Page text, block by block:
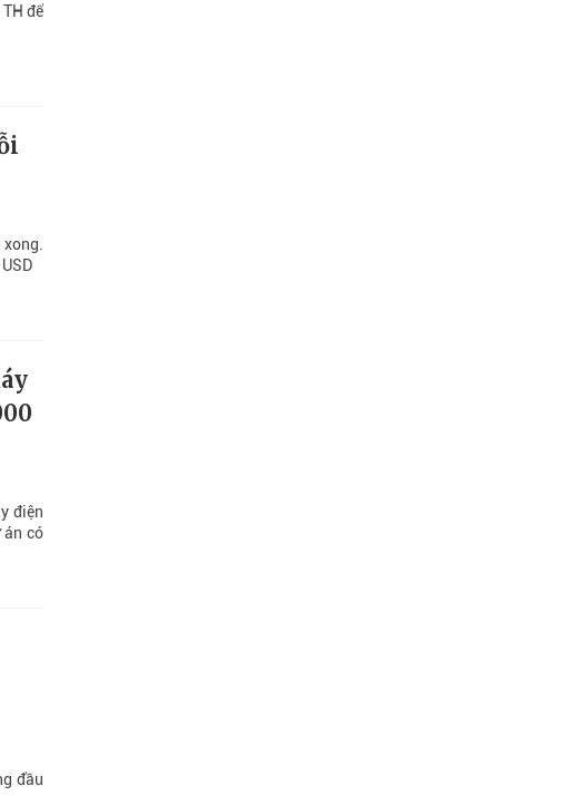
để
điện
án có
đầu